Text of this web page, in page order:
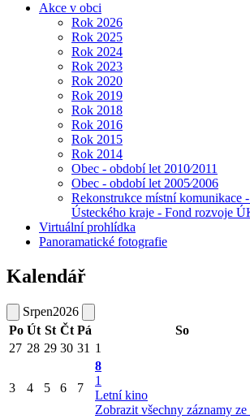
Akce v obci
Rok 2026
Rok 2025
Rok 2024
Rok 2023
Rok 2020
Rok 2019
Rok 2018
Rok 2016
Rok 2015
Rok 2014
Obec - období let 2010⁄2011
Obec - období let 2005⁄2006
Rekonstrukce místní komunikace
Ústeckého kraje - Fond rozvoje
Virtuální prohlídka
Panoramatické fotografie
Kalendář
Srpen2026
Po Út St Čt Pá So
27 28 29 30 31 1
3 4 5 6 7
8
1
Letní kino
Zobrazit všechny záznamy ze